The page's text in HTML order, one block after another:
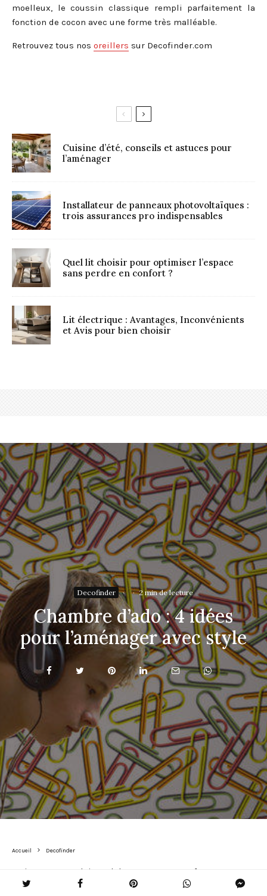
moelleux, le coussin classique rempli parfaitement la
fonction de cocon avec une forme très malléable.
Retrouvez tous nos oreillers sur Decofinder.com
Cuisine d’été, conseils et astuces pour
l’aménager
Installateur de panneaux photovoltaïques :
trois assurances pro indispensables
Quel lit choisir pour optimiser l’espace
sans perdre en confort ?
Lit électrique : Avantages, Inconvénients
et Avis pour bien choisir
Decofinder · · 2 min de lecture
Chambre d’ado : 4 idées
pour l’aménager avec style
Accueil Decofinder
Maintenant en pleine adolescence, votre enfant a
probablement envie de changement concernant la